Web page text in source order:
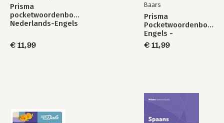
Prisma
pocketwoordenboek
Nederlands-Engels
€ 11,99
Baars
Prisma
Pocketwoordenboek
Engels -
Nederlands
€ 11,99